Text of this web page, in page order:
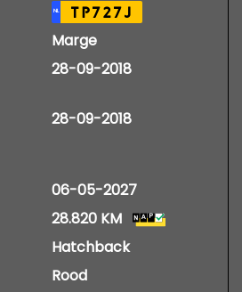
NL TP727J
Marge
28-09-2018
28-09-2018
06-05-2027
28.820 KM
Hatchback
Rood